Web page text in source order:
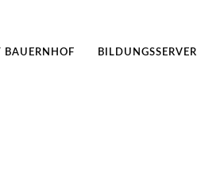
BAUERNHOF BILDUNGSSERVER